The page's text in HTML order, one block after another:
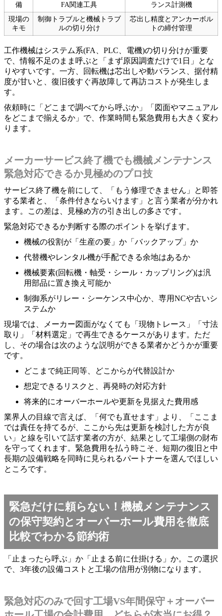
備
FA関連工具
ランス計測機
現場の
キモ
制御トラブルと機械トラブ
ルの切り分け
芯出し精度とアンカーボル
トの締付管理
工作機械はシステム系(FA、PLC、電機)の切り分けが重要
で、情報不足のまま呼ぶと「まず原因調査だけで1日」とな
りやすいです。一方、回転機は芯出しや動バランス、据付精
度が甘いと、復旧後すぐ再故障して再訪コストが発生しま
す。
依頼時に「どこまで調べてから呼ぶか」「図面やマニュアル
をどこまで揃えるか」で、作業時間も緊急費用も大きく変わ
ります。
メーカーサービス終了機でも機械メンテナンス
緊急対応できるか見極めのプロ技
サービス終了機を前にして、「もう修理できません」と即答
する業者と、「条件付きならいけます」と言う業者が分かれ
ます。この差は、見極め方の引き出しの多さです。
緊急対応できるか判断する際のポイントを挙げます。
機械の役割が「生産の要」か「バックアップ」か
代替機やレンタル機が手配できる余地はあるか
機械要素(回転機・軸受・シール・カップリング)は汎
用部品に置き換え可能か
制御系がリレー・シーケンス中心か、専用NCや古いシ
ステムか
現場では、メーカー図面がなくても「現物トレース」「寸法
取り」「材料選定」で再生できるケースがあります。ただ
し、その場合は次のような説明ができる業者かどうかが重要
です。
どこまで純正同等、どこからが代替設計か
想定できるリスクと、再発時の対応方針
将来的にオーバーホールや更新を見据えた費用感
業界人の目線で言えば、「何でも直せます」より、「ここま
では責任を持てるが、ここから先は更新を検討した方が良
い」と線を引いて話す業者の方が、結果として工場側の財布
を守ってくれます。緊急費用を払う時こそ、短期の復旧と中
長期の設備戦略を同時に見られるパートナーを選んでほしい
ところです。
緊急だけに頼らない！機械メンテナンス
の保守契約とオーバーホール費用を徹底
比較でわかる節約術
「止まったら呼ぶ」か「止まる前に仕掛ける」か。この選択
で、3年後の設備コストと工場の信用が別物になります。
緊急対応のみで回す工場VS年間保守＋オーバー